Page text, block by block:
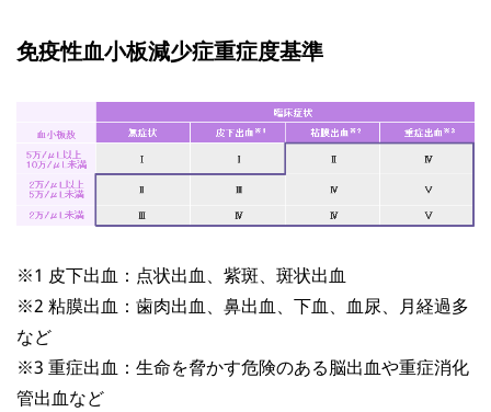
免疫性血小板減少症重症度基準
※1 皮下出血：点状出血、紫斑、斑状出血
※2 粘膜出血：歯肉出血、鼻出血、下血、血尿、月経過多
など
※3 重症出血：生命を脅かす危険のある脳出血や重症消化
管出血など